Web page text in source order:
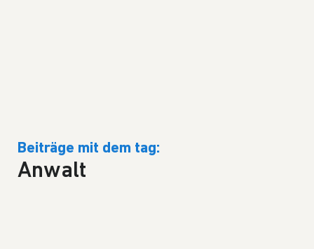
Beiträge mit dem tag:
Anwalt